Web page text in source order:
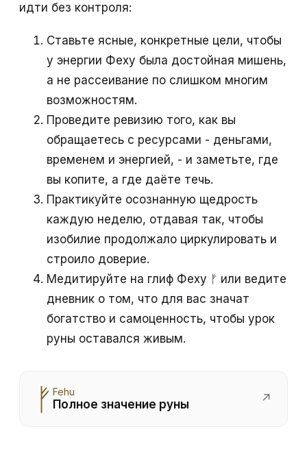
идти без контроля:
Ставьте ясные, конкретные цели, чтобы
у энергии Феху была достойная мишень,
а не рассеивание по слишком многим
возможностям.
Проведите ревизию того, как вы
обращаетесь с ресурсами - деньгами,
временем и энергией, - и заметьте, где
вы копите, а где даёте течь.
Практикуйте осознанную щедрость
каждую неделю, отдавая так, чтобы
изобилие продолжало циркулировать и
строило доверие.
Медитируйте на глиф Феху ᚠ или ведите
дневник о том, что для вас значат
богатство и самоценность, чтобы урок
руны оставался живым.
ᚠ Fehu
Полное значение руны ↗